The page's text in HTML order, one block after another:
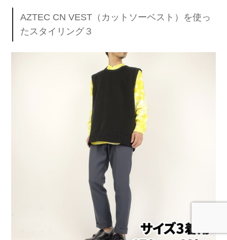
AZTEC CN VEST（カットソーベスト）を使っ
たスタイリング３